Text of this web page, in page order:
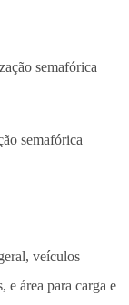
semafórica
veículos
e área para carga e